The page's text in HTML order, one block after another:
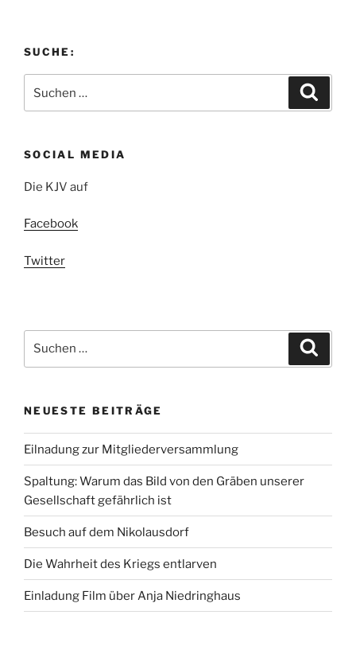
SUCHE:
nach:
SOCIAL MEDIA
Die KJV auf
Facebook
Twitter
nach:
NEUESTE BEITRÄGE
Eilnadung zur Mitgliederversammlung
Spaltung: Warum das Bild von den Gräben unserer
Gesellschaft gefährlich ist
Besuch auf dem Nikolausdorf
Die Wahrheit des Kriegs entlarven
Einladung Film über Anja Niedringhaus